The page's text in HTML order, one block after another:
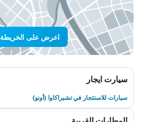
اعرض على الخريطة
سيارت ايجار
سيارات للاستئجار في تشيراكاوا (أونو)